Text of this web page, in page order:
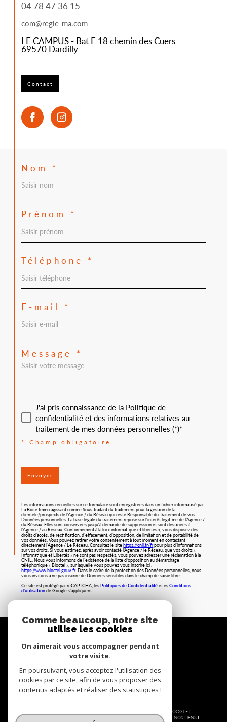
Nom *
Prénom *
Téléphone *
E-mail *
Message *
J'ai pris connaissance de la Politique de
confidentialité et des informations relatives au
traitement de mes données personnelles (*)*
* Champ obligatoire
Envoyer
Les informations recueillies sur ce formulaire sont enregistrées dans un fichier informatisé par
La Boite Immo agissant comme Sous-traitant du traitement pour la gestion de la
clientèle/prospects de l'Agence / du Réseau qui reste Responsable du Traitement de vos
Données personnelles. La base légale du traitement repose sur l'intérêt légitime de l'Agence /
du Réseau. Elles sont conservées jusqu'à demande de suppression et sont destinées à
l'Agence / au Réseau. Conformément à la loi « informatique et libertés », vous disposez des
droits d’accès, de rectification, d’effacement, d’opposition, de limitation et de portabilité de
vos données. Vous pouvez retirer votre consentement à tout moment en contactant
directement l’Agence / Le Réseau. Consultez le site https://cnil.fr/frpour plus d’informations
sur vos droits. Si vous estimez, après avoir contacté l'Agence / le Réseau, que vos droits «
Informatique et Libertés » ne sont pas respectés, vous pouvez adresser une réclamation à la
CNIL. Nous vous informons de l’existence de la liste d'opposition au démarchage
téléphonique « Bloctel », sur laquelle vous pouvez vous inscrire ici :
https://www.bloctel.gouv.fr. Dans le cadre de la protection des Données personnelles, nous
vous invitons à ne pas inscrire de Données sensibles dans le champ de saisie libre.
Ce site est protégé par reCAPTCHA, les Politiques de Confidentialitéet esConditions
d'utilisationde Google s'appliquent.
04 78 47 36 15
com@regie-ma.com
LE CAMPUS - Bat E 18 chemin des Cuers
69570
Dardilly
Contact
© 2026 | TOUS DROITS RÉSERVÉS | TRADUCTION POWERED BY GOOGLE |
ADMIN
NOS LIENS
Comme beaucoup, notre site
utilise les cookies
On aimerait vous accompagner pendant
votre visite.
En poursuivant, vous acceptez l'utilisation des
cookies par ce site, afin de vous proposer des
contenus adaptés et réaliser des statistiques !